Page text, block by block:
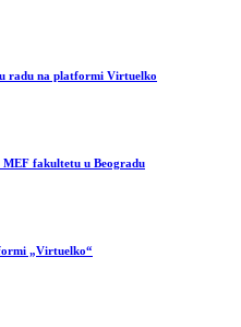
radu na platformi Virtuelko
MEF fakultetu u Beogradu
„Virtuelko“